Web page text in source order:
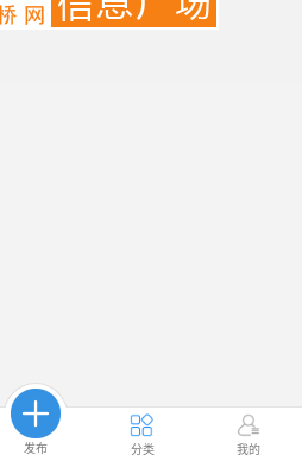
发布 分类 我的